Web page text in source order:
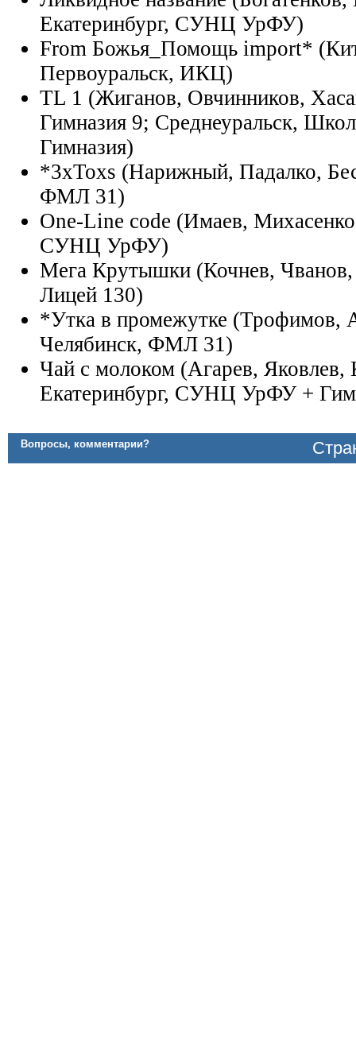
Екатеринбург, СУНЦ УрФУ)
From Божья_Помощь import*
Первоуральск, ИКЦ)
TL 1 (Жиганов, Овчинников,
Гимназия 9; Среднеуральск,
Гимназия)
*3xToxs (Нарижный, Падалко,
ФМЛ 31)
One-Line code (Имаев,
СУНЦ УрФУ)
Мега Крутышки (Кочнев, Чванов,
Лицей 130)
*Утка в промежутке (Трофимов,
Челябинск, ФМЛ 31)
Чай с молоком (Агарев, Яковлев,
Екатеринбург, СУНЦ УрФУ +
Вопросы, комментарии?